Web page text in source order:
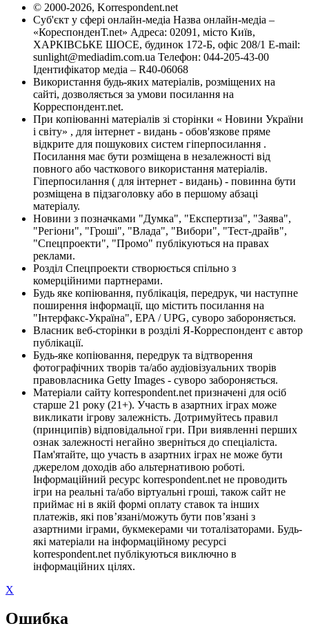
© 2000-2026, Korrespondent.net
Суб'єкт у сфері онлайн-медіа Назва онлайн-медіа –
«КореспонденТ.net» Адреса: 02091, місто Київ,
ХАРКІВСЬКЕ ШОСЕ, будинок 172-Б, офіс 208/1 E-mail:
sunlight@mediadim.com.ua Телефон: 044-205-43-00
Ідентифікатор медіа – R40-06068
Використання будь-яких матеріалів, розміщених на
сайті, дозволяється за умови посилання на
Корреспондент.net.
При копіюванні матеріалів зі сторінки « Новини України
і світу» , для інтернет - видань - обов'язкове пряме
відкрите для пошукових систем гіперпосилання .
Посилання має бути розміщена в незалежності від
повного або часткового використання матеріалів.
Гіперпосилання ( для інтернет - видань) - повинна бути
розміщена в підзаголовку або в першому абзаці
матеріалу.
Новини з позначками "Думка", "Експертиза", "Заява",
"Регіони", "Гроші", "Влада", "Вибори", "Тест-драйв",
"Спецпроекти", "Промо" публікуються на правах
реклами.
Розділ Спецпроекти створюється спільно з
комерційними партнерами.
Будь яке копіювання, публікація, передрук, чи наступне
поширення інформації, що містить посилання на
"Інтерфакс-Україна", EPA / UPG, суворо забороняється.
Власник веб-сторінки в розділі Я-Корреспондент є автор
публікації.
Будь-яке копіювання, передрук та відтворення
фотографічних творів та/або аудіовізуальних творів
правовласника Getty Images - суворо забороняється.
Матеріали сайту korrespondent.net призначені для осіб
старше 21 року (21+). Участь в азартних іграх може
викликати ігрову залежність. Дотримуйтесь правил
(принципів) відповідальної гри. При виявленні перших
ознак залежності негайно зверніться до спеціаліста.
Пам'ятайте, що участь в азартних іграх не може бути
джерелом доходів або альтернативою роботі.
Інформаційний ресурс korrespondent.net не проводить
ігри на реальні та/або віртуальні гроші, також сайт не
приймає ні в якій формі оплату ставок та інших
платежів, які пов’язані/можуть бути пов’язані з
азартними іграми, букмекерами чи тоталізаторами. Будь-
які матеріали на інформаційному ресурсі
korrespondent.net публікуються виключно в
інформаційних цілях.
X
Ошибка